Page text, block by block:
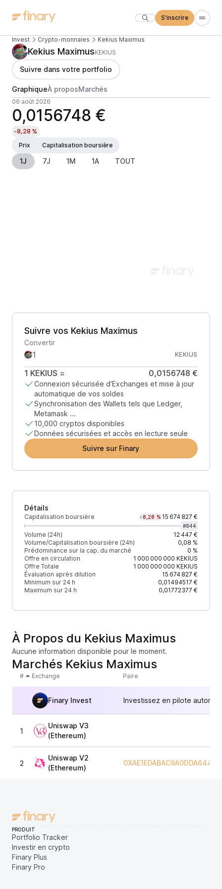
S'inscrire
Invest Crypto-monnaies Kekius Maximus
Kekius MaximusKEKIUS
Suivre dans votre portfolio
GraphiqueÀ proposMarchés
06 août 2026
0,0156748 €
-8,28 %
Prix
Capitalisation boursière
1J 7J 1M 1A TOUT
Suivre vos Kekius Maximus
Convertir
KEKIUS
1 KEKIUS = 0,0156748 €
Connexion sécurisée d’Exchanges et mise à jour
automatique de vos soldes
Synchronisation des Wallets tels que Ledger,
Metamask ...
10,000 cryptos disponibles
Données sécurisées et accès en lecture seule
Suivre sur Finary
Détails
Capitalisation boursière -8,28 % 15 674 827 €
#844
Volume (24h)
12 447 €
Volume/Capitalisation boursière (24h)
0,08 %
Prédominance sur la cap. du marché
0 %
Offre en circulation
1 000 000 000 KEKIUS
Offre Totale
1 000 000 000 KEKIUS
Évaluation après dilution
15 674 827 €
Minimum sur 24 h
0,01494517 €
Maximum sur 24 h
0,01772377 €
À Propos du Kekius Maximus
Aucune information disponible pour le moment.
Marchés Kekius Maximus
# Exchange Paire
Finary Invest Investissez en pilote
1
Uniswap V3
(Ethereum)
2
Uniswap V2
(Ethereum)
PRODUIT
Portfolio Tracker
Investir en crypto
Finary Plus
Finary Pro